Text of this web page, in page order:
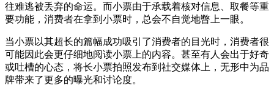
往难逃被丢弃的命运。而小票由于承载着核对信息、取餐等重
要功能，消费者在拿到小票时，总会不自觉地瞥上一眼。
当小票以其超长的篇幅成功吸引了消费者的目光时，消费者很
可能因此会更仔细地阅读小票上的内容。甚至有人会出于好奇
或吐槽的心态，将长小票拍照发布到社交媒体上，无形中为品
牌带来了更多的曝光和讨论度。